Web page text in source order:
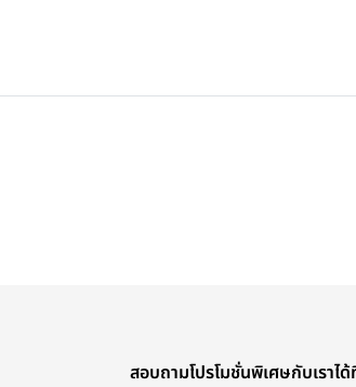
สอบถามโปรโมชั่นพิเศษกับเราไ